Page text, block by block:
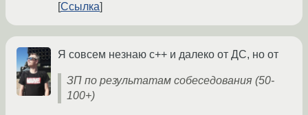
Ссылка
Я совсем незнаю c++ и далеко от ДС, но от
ЗП по результатам собеседования (50-
100+)